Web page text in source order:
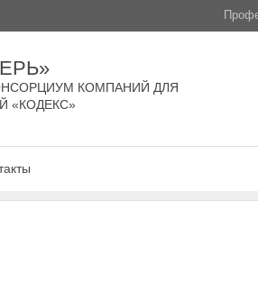
КОМПАНИЙ ДЛЯ
«КОДЕКС»